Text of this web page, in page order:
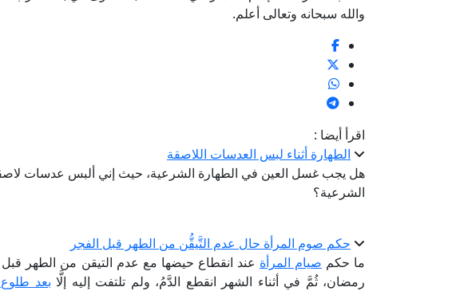
والله سبحانه وتعالى أعلم.
اقرأ أيضا :
الطهارة أثناء لبس العدسات اللاصقة
هل يجب غسل العين في الطهارة الشرعية، حيث إني ألبس عدسات
الشرعية؟
حكم صوم المرأة حال عدم التَّيقُّن من الطهر قبل الفجر
ما حكم صيام المرأة عند انقطاع حيضها مع عدم التيقن من الطهر
رمضان، ثُمَّ في أثناء الشهر انقطع الدَّمُ، ولم تلتفت إليه إلَّا بعد طلوع